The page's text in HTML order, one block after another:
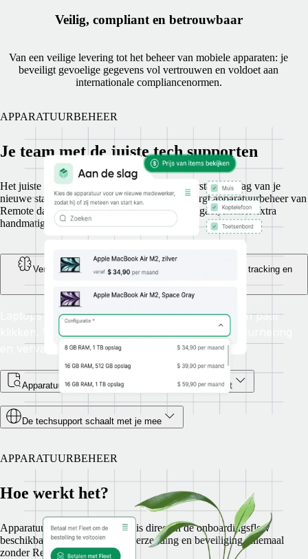
Veilig, compliant en betrouwbaar
Van een veilige levering tot het beheer van mobiele apparaten: je
beveiligt gevoelige gegevens vol vertrouwen en voldoet aan
internationale compliancenormen.
APPARATUURBEHEER
Je team met de juiste tech supporten
Het juiste apparaat, tijdig geleverd voor de eerste werkdag van je
nieuwe starter, geen discussie mogelijk. Zo zorgt apparatuurbeheer van
Remote dat elke werknemer goed aan de slag gaat, zonder extra
handmatig werk of operationele kosten.
Verzend apparaten over de hele wereld, met volledige tracking en
Laptops en andere apparatuur bestel je met een paar
klikken. Wij regelen internationale levering, retournering
en vervanging.
Apparatuur voor elke stap van het werknemerstraject
De techsupport schaalt met je mee
APPARATUURBEHEER
Hoe werkt het?
Apparatuurbeheer van Remote is direct in de onboardingsflow
beschikbaar. Regel hardware, verzending en beveiliging, allemaal
zonder Remote te verlaten.